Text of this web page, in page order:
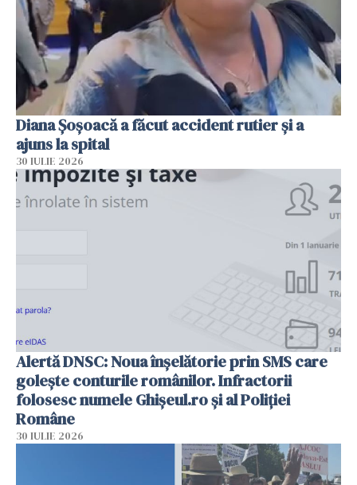
Diana Șoșoacă a făcut accident rutier și a
ajuns la spital
30 IULIE 2026
Alertă DNSC: Noua înșelătorie prin SMS care
golește conturile românilor. Infractorii
folosesc numele Ghișeul.ro și al Poliției
Române
30 IULIE 2026